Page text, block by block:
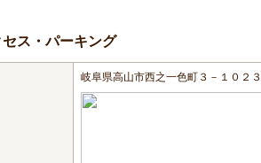
ス・パーキング
岐阜県高山市西之一色町３－１０２３